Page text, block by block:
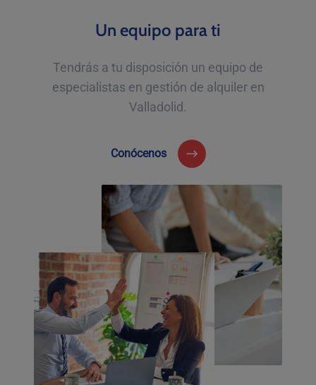
Un equipo para ti
Tendrás a tu disposición un equipo de
especialistas en gestión de alquiler en
Valladolid.
Conócenos